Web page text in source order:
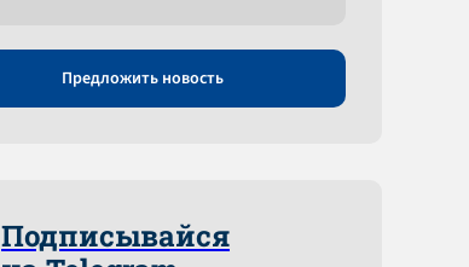
Предложить новость
Подписывайся